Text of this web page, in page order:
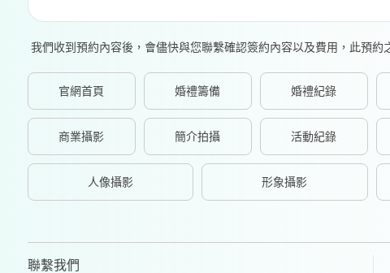
我們收到預約內容後，會儘快與您聯繫確認簽約內容以及費用，此預約
官網首頁 婚禮籌備 婚禮紀錄
商業攝影 簡介拍攝 活動紀錄
人像攝影 形象攝影
聯繫我們